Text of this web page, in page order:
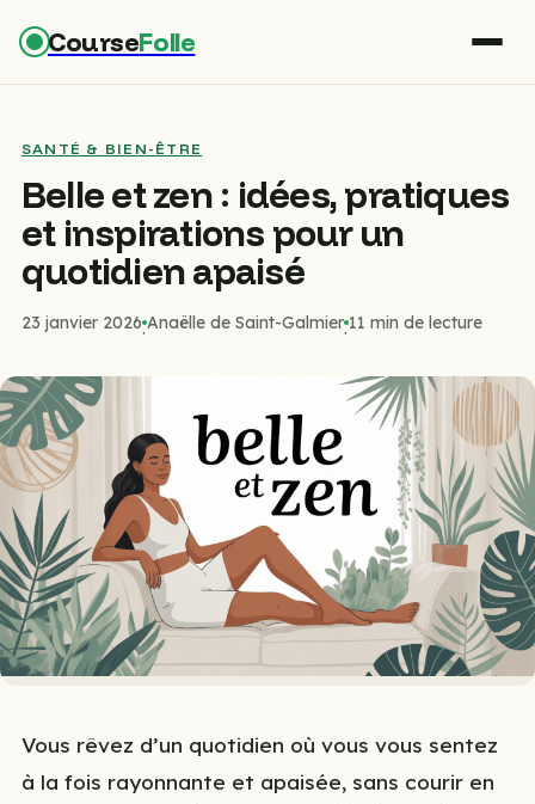
CourseFolle
SANTÉ & BIEN-ÊTRE
Belle et zen : idées, pratiques
et inspirations pour un
quotidien apaisé
23 janvier 2026
·
Anaëlle de Saint-Galmier
·
11 min de lecture
Vous rêvez d’un quotidien où vous vous sentez
à la fois rayonnante et apaisée, sans courir en